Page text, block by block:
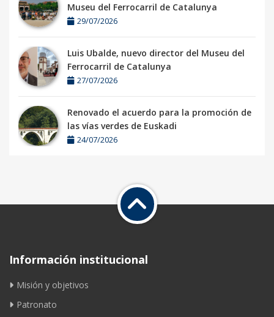
Museu del Ferrocarril de Catalunya
29/07/2026
Luis Ubalde, nuevo director del Museu del
Ferrocarril de Catalunya
27/07/2026
Renovado el acuerdo para la promoción de
las vías verdes de Euskadi
24/07/2026
Información institucional
Misión y objetivos
Patronato